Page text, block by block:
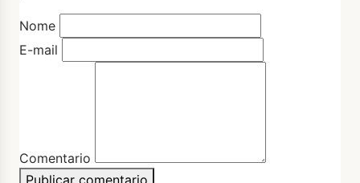
Nome
E-mail
Comentario
Publicar comentario